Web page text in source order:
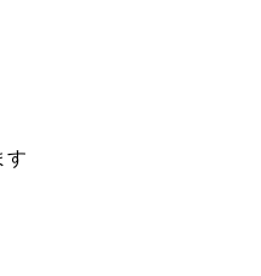
す